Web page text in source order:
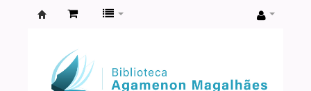
Agamenon
Magalhães